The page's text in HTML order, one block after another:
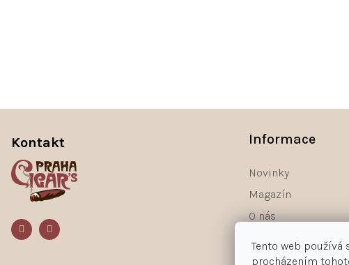
Tento web používá
procházením
Informace
Novinky
Magazín
O nás
Kontakt